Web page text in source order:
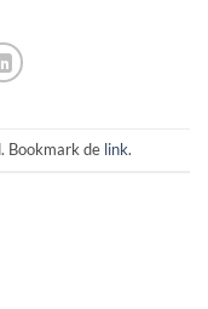
. Bookmark de link.